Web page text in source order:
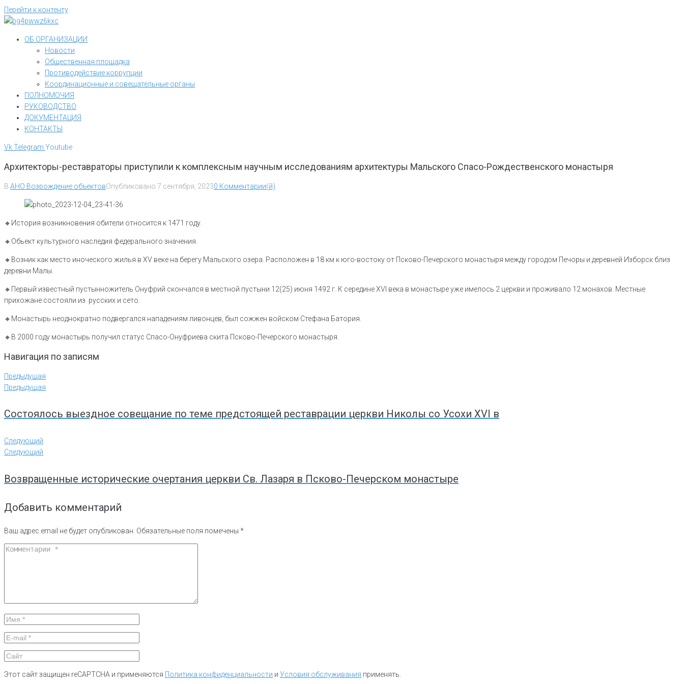
Перейти к контенту
ОБ ОРГАНИЗАЦИИ
Новости
Общественная площадка
Противодействие коррупции
Координационные и совещательные органы
ПОЛНОМОЧИЯ
РУКОВОДСТВО
ДОКУМЕНТАЦИЯ
КОНТАКТЫ
VkTelegram Youtube
Архитекторы-реставраторы приступили к комплексным научным исследованиям архитектуры Мальского Спасо-Рождественского монастыря
В АНО Возрождение объектовОпубликовано 7 сентября, 20230 Комментарии(й)
🔸️История возникновения обители относится к 1471 году.
🔸️Обьект культурного наследия федерального значения.
🔸️Возник как место иноческого жилья в XV веке на берегу Мальского озера. Расположен в 18 км к юго-востоку от Псково-Печерского монастыря между городом Печоры и деревней Изборск близ
деревни Малы.
🔸️Первый известный пустынножитель Онуфрий скончался в местной пустыни 12(25) июня 1492 г. К середине XVI века в монастыре уже имелось 2 церкви и проживало 12 монахов. Местные
прихожане состояли из русских и сето.
🔸️Монастырь неоднократно подвергался нападениям ливонцев, был сожжен войском Стефана Батория.
🔸️В 2000 году монастырь получил статус Спасо-Онуфриева скита Псково-Печерского монастыря.
Навигация по записям
Предыдущая
Предыдущая
Состоялось выездное совещание по теме предстоящей реставрации церкви Николы со Усохи XVI в
Следующий
Следующий
Возвращенные исторические очертания церкви Св. Лазаря в Псково-Печерском монастыре
Добавить комментарий
Ваш адрес email не будет опубликован. Обязательные поля помечены *
Этот сайт защищен reCAPTCHA и применяются Политика конфиденциальности и Условия обслуживания применять.